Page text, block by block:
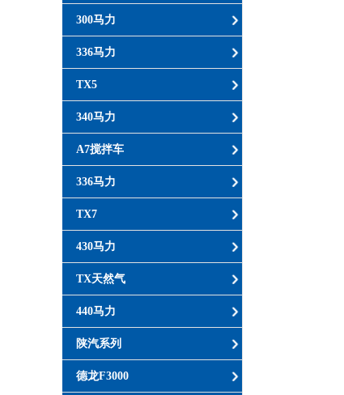
300马力
336马力
TX5
340马力
A7搅拌车
336马力
TX7
430马力
TX天然气
440马力
陕汽系列
德龙F3000